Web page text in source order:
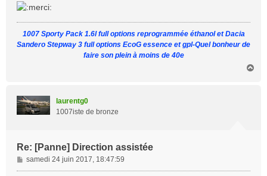
1007 Sporty Pack 1.6l full options reprogrammée éthanol et Dacia
Sandero Stepway 3 full options EcoG essence et gpl-Quel bonheur de
faire son plein à moins de 40e
laurentg0
1007iste de bronze
Re: [Panne] Direction assistée
M
e
samedi 24 juin 2017, 18:47:59